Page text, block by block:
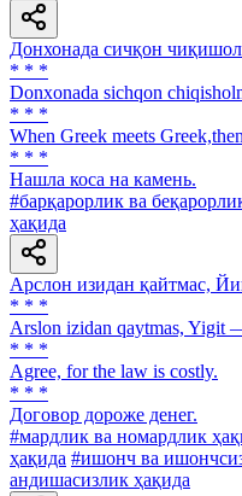
Донхонада сичқон
* * *
Donxonada sichqon
* * *
When Greek meets
* * *
Нашла коса на камень.
#барқарорлик ва
ҳақида
Арслон изидан қайтмас,
* * *
Arslon izidan qaytmas, Yigit
* * *
Agree, for the law is costly.
* * *
Договор дороже денег.
#мардлик ва номардлик
ҳақида #ишонч ва
андишасизлик ҳақида